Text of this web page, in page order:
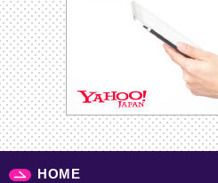
HOME